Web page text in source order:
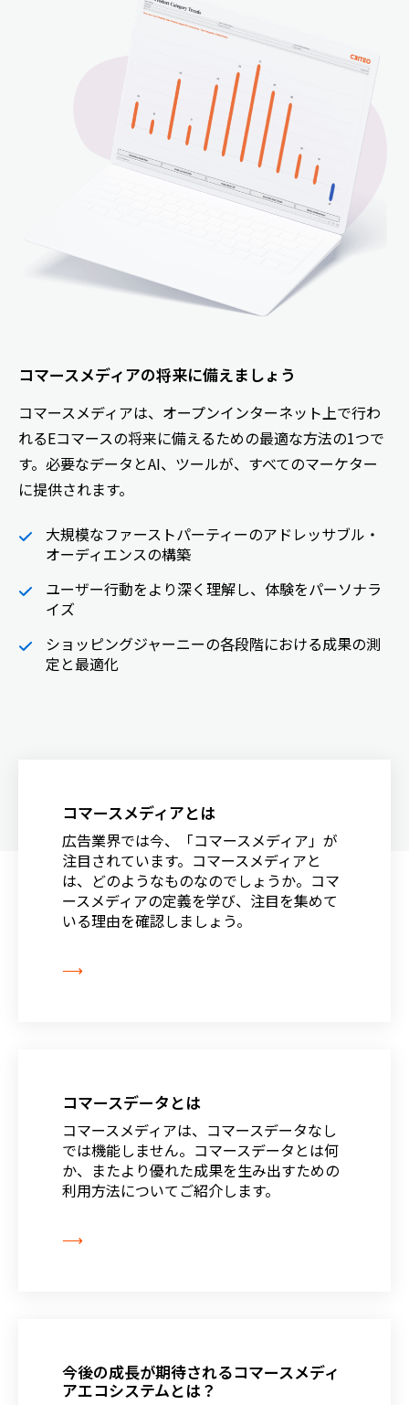
コマースメディアの将来に備えましょう
コマースメディアは、オープンインターネット上で行わ
れるEコマースの将来に備えるための最適な方法の1つで
す。必要なデータとAI、ツールが、すべてのマーケター
に提供されます。
大規模なファーストパーティーのアドレッサブル・
オーディエンスの構築
ユーザー行動をより深く理解し、体験をパーソナラ
イズ
ショッピングジャーニーの各段階における成果の測
定と最適化
コマースメディアとは
広告業界では今、「コマースメディア」が
注目されています。コマースメディアと
は、どのようなものなのでしょうか。コマ
ースメディアの定義を学び、注目を集めて
いる理由を確認しましょう。
⟶
コマースデータとは
コマースメディアは、コマースデータなし
では機能しません。コマースデータとは何
か、またより優れた成果を生み出すための
利用方法についてご紹介します。
⟶
今後の成長が期待されるコマースメディ
アエコシステムとは？